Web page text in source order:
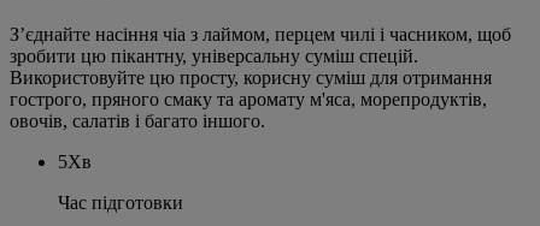
З’єднайте насіння чіа з лаймом, перцем чилі і часником, щоб
зробити цю пікантну, універсальну суміш спецій.
Використовуйте цю просту, корисну суміш для отримання
гострого, пряного смаку та аромату м'яса, морепродуктів,
овочів, салатів і багато іншого.
5Хв
Час підготовки